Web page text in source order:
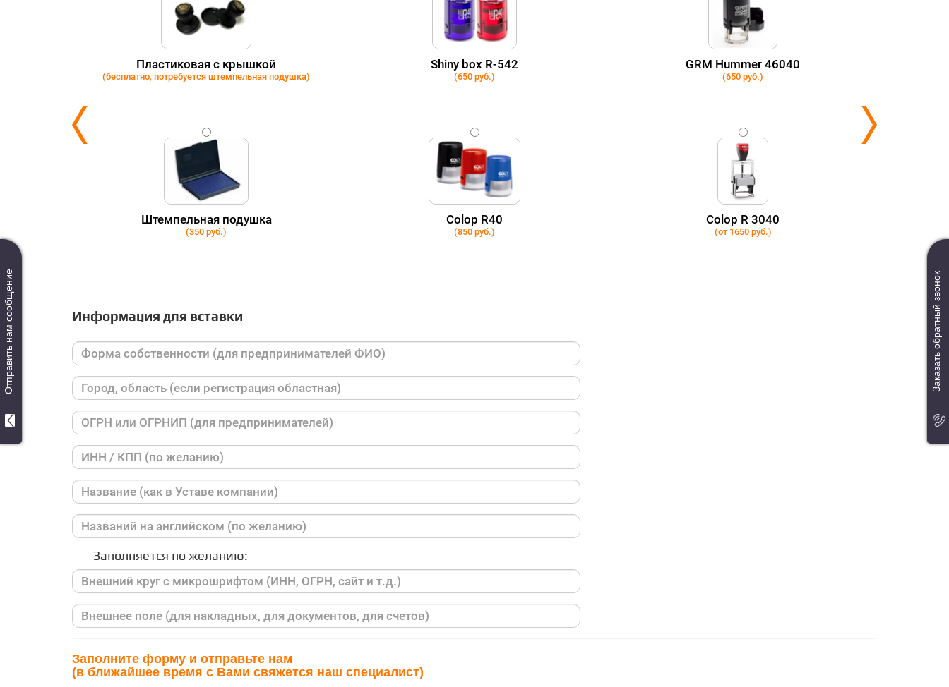
Пластиковая с крышкой
(бесплатно, потребуется штемпельная подушка)
Shiny box R-542
(650 руб.)
GRM Hummer 46040
(650 руб.)
Штемпельная подушка
(350 руб.)
Colop R40
(850 руб.)
Colop R 3040
(от 1650 руб.)
Информация для вставки
Заполняется по желанию:
Заполните форму и отправьте нам
(в ближайшее время с Вами свяжется наш специалист)
Отправить нам сообщение Заказать обратный звонок